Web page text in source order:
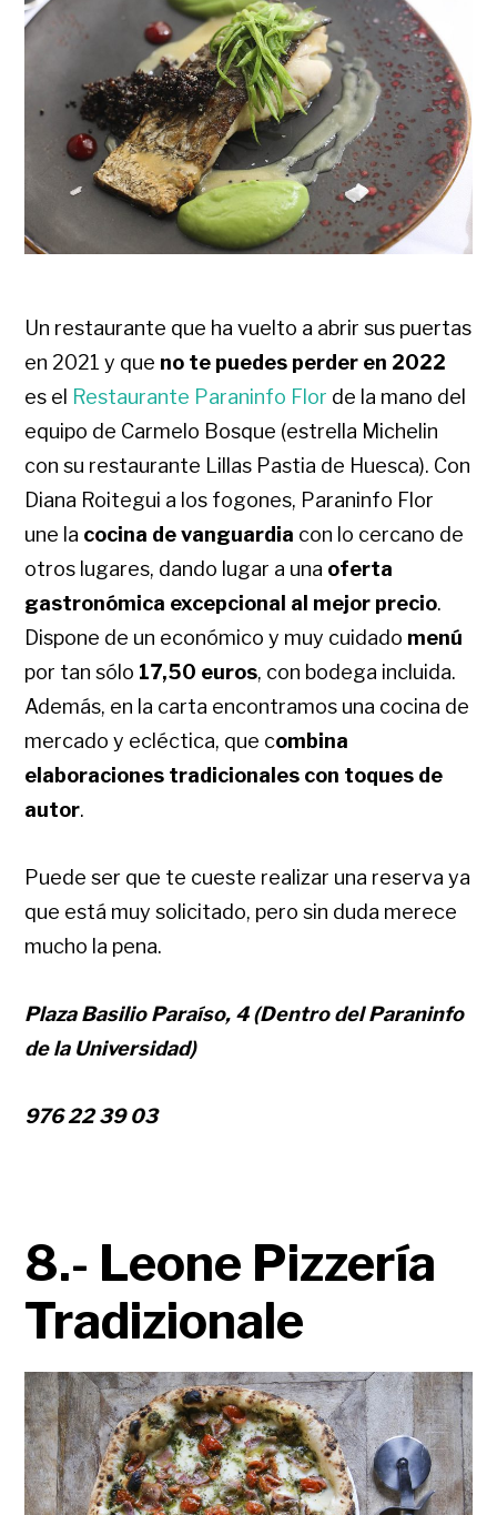
Un restaurante que ha vuelto a abrir sus puertas
en 2021 y que no te puedes perder en 2022
es el Restaurante Paraninfo Flor de la mano del
equipo de Carmelo Bosque (estrella Michelin
con su restaurante Lillas Pastia de Huesca). Con
Diana Roitegui a los fogones, Paraninfo Flor
une la cocina de vanguardia con lo cercano de
otros lugares, dando lugar a una oferta
gastronómica excepcional al mejor precio.
Dispone de un económico y muy cuidado menú
por tan sólo 17,50 euros, con bodega incluida.
Además, en la carta encontramos una cocina de
mercado y ecléctica, que combina
elaboraciones tradicionales con toques de
autor.
Puede ser que te cueste realizar una reserva ya
que está muy solicitado, pero sin duda merece
mucho la pena.
Plaza Basilio Paraíso, 4 (Dentro del Paraninfo
de la Universidad)
976 22 39 03
8.- Leone Pizzería
Tradizionale